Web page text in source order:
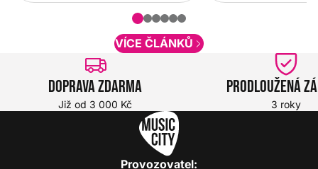
VÍCE ČLÁNKŮ
Doprava zdarma
Již od 3 000 Kč
Prodloužená
3 roky
Provozovatel: